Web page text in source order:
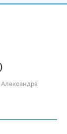
Александра